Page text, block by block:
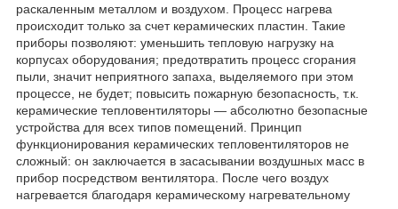
раскаленным металлом и воздухом. Процесс нагрева
происходит только за счет керамических пластин. Такие
приборы позволяют: уменьшить тепловую нагрузку на
корпусах оборудования; предотвратить процесс сгорания
пыли, значит неприятного запаха, выделяемого при этом
процессе, не будет; повысить пожарную безопасность, т.к.
керамические тепловентиляторы — абсолютно безопасные
устройства для всех типов помещений. Принцип
функционирования керамических тепловентиляторов не
сложный: он заключается в засасывании воздушных масс в
прибор посредством вентилятора. После чего воздух
нагревается благодаря керамическому нагревательному